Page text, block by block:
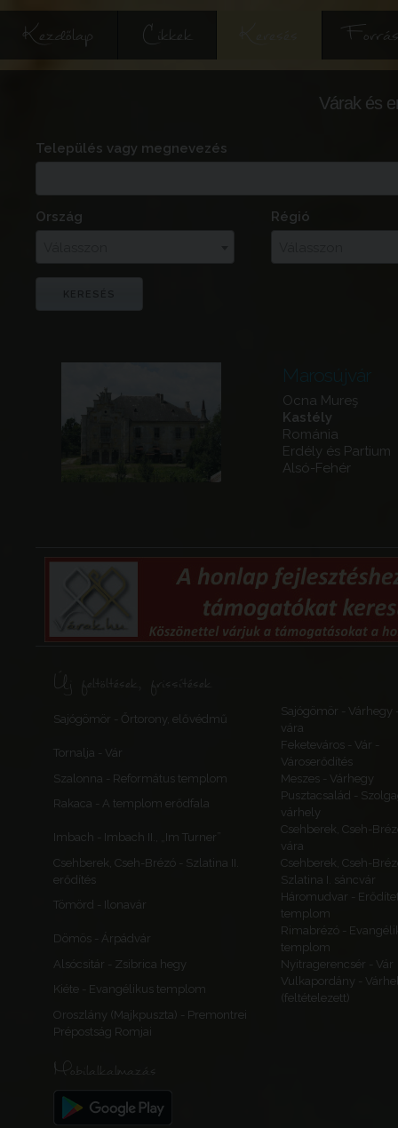
Kezdőlap Cikkek
Várak és
Település vagy megnevezés
Ország
Régió
Marosújvár
Ocna Mureş
Kastély
Románia
Erdély és Partium
Alsó-Fehér
Új feltöltések, frissítések
Sajógömör - Őrtorony, elővédmű
Sajógömör - Várhegy
vára
Tornalja - Vár
Feketeváros - Vár -
Városerődítés
Szalonna - Református templom
Meszes - Várhegy
Rakaca - A templom erődfala
Pusztacsalád -
várhely
Imbach - Imbach II., „Im Turner”
Csehberek, Cseh-
vára
Csehberek, Cseh-Brézó - Szlatina II.
erődítés
Csehberek, Cseh-
Szlatina I. sáncvár
Tömörd - Ilonavár
Háromudvar -
templom
Dömös - Árpádvár
Rimabrézó -
templom
Alsócsitár - Zsibrica hegy
Nyitragerencsér - Vár
Kiéte - Evangélikus templom
Vulkapordány -
(feltételezett)
Oroszlány (Majkpuszta) - Premontrei
Prépostság Romjai
Mobilalkalmazás